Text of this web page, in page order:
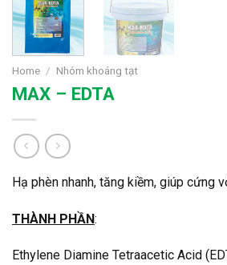
Home / Nhóm khoáng tạt
MAX – EDTA
Hạ phèn nhanh, tăng kiềm, giúp cứng
THÀNH PHẦN:
Ethylene Diamine Tetraacetic Acid